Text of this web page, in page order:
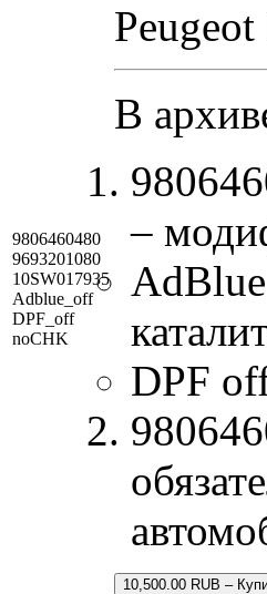
9806460480
9693201080
10SW017935
Adblue_off
DPF_off
noCHK
В
–
DPF
10,500.00 RUB –